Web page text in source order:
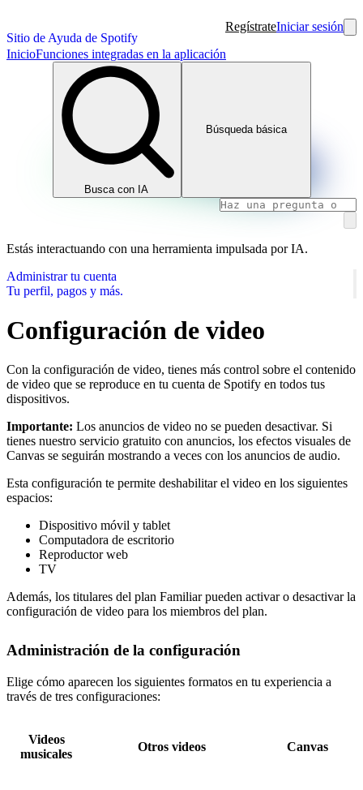
Sitio de Ayuda de Spotify
RegístrateIniciar sesión
InicioFunciones integradas en la aplicación
Busca con IA
Búsqueda básica
Estás interactuando con una herramienta impulsada por IA.
Administrar tu cuenta
Tu perfil, pagos y más.
Configuración de video
Con la configuración de video, tienes más control sobre el contenido
de video que se reproduce en tu cuenta de Spotify en todos tus
dispositivos.
Importante: Los anuncios de video no se pueden desactivar. Si
tienes nuestro servicio gratuito con anuncios, los efectos visuales de
Canvas se seguirán mostrando a veces con los anuncios de audio.
Esta configuración te permite deshabilitar el video en los siguientes
espacios:
Dispositivo móvil y tablet
Computadora de escritorio
Reproductor web
TV
Además, los titulares del plan Familiar pueden activar o desactivar la
configuración de video para los miembros del plan.
Administración de la configuración
Elige cómo aparecen los siguientes formatos en tu experiencia a
través de tres configuraciones:
Videos
musicales
Otros videos Canvas